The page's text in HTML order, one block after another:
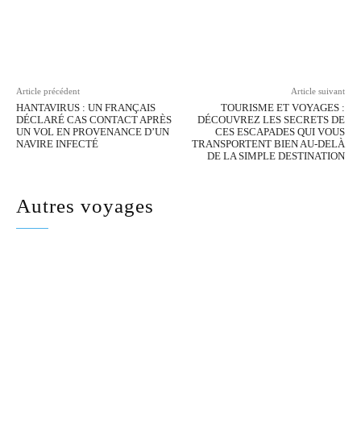
Article précédent
HANTAVIRUS : UN FRANÇAIS
DÉCLARÉ CAS CONTACT APRÈS
UN VOL EN PROVENANCE D’UN
NAVIRE INFECTÉ
Article suivant
TOURISME ET VOYAGES :
DÉCOUVREZ LES SECRETS DE
CES ESCAPADES QUI VOUS
TRANSPORTENT BIEN AU-DELÀ
DE LA SIMPLE DESTINATION
Autres voyages